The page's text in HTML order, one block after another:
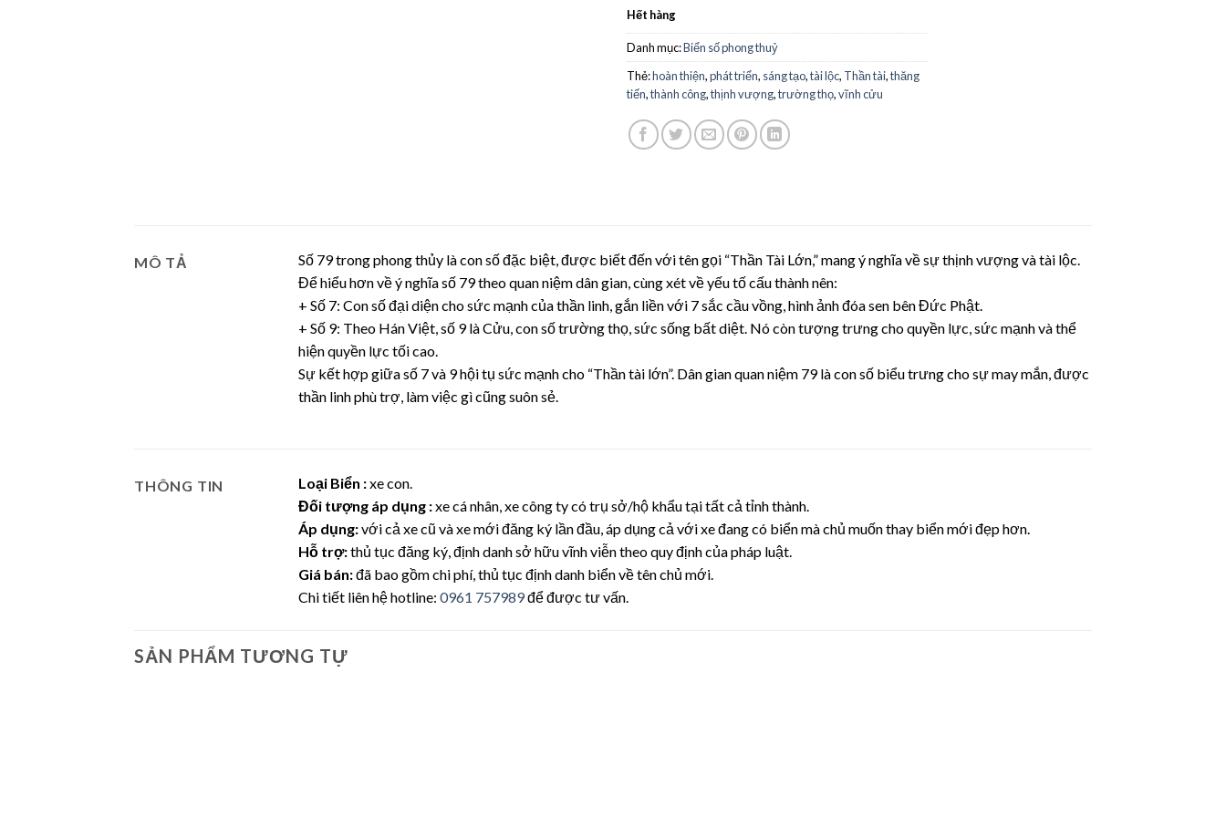
Hết hàng
Danh mục:Biển số phong thuỷ
Thẻ:hoàn thiện,phát triển, sáng tạo,tài lộc, Thần tài,thăng
tiến,thành công,thịnh vượng,trường thọ,vĩnh cửu
MÔ TẢ
Số 79 trong phong thủy là con số đặc biệt, được biết đến với tên gọi “Thần Tài Lớn,” mang ý nghĩa về sự thịnh vượng và tài lộc.
Để hiểu hơn về ý nghĩa số 79 theo quan niệm dân gian, cùng xét về yếu tố cấu thành nên:
+ Số 7: Con số đại diện cho sức mạnh của thần linh, gắn liền với 7 sắc cầu vồng, hình ảnh đóa sen bên Đức Phật.
+ Số 9: Theo Hán Việt, số 9 là Cửu, con số trường thọ, sức sống bất diệt. Nó còn tượng trưng cho quyền lực, sức mạnh và thể
hiện quyền lực tối cao.
Sự kết hợp giữa số 7 và 9 hội tụ sức mạnh cho “Thần tài lớn”. Dân gian quan niệm 79 là con số biểu trưng cho sự may mắn, được
thần linh phù trợ, làm việc gì cũng suôn sẻ.
THÔNG TIN Loại Biển :xe con.
Đối tượng áp dụng :xe cá nhân, xe công ty có trụ sở/hộ khẩu tại tất cả tỉnh thành.
Áp dụng:với cả xe cũ và xe mới đăng ký lần đầu, áp dụng cả với xe đang có biển mà chủ muốn thay biển mới đẹp hơn.
Hỗ trợ:thủ tục đăng ký, định danh sở hữu vĩnh viễn theo quy định của pháp luật.
Giá bán:đã bao gồm chi phí, thủ tục định danh biển về tên chủ mới.
Chi tiết liên hệ hotline: 0961 757989để được tư vấn.
SẢN PHẨM TƯƠNG TỰ